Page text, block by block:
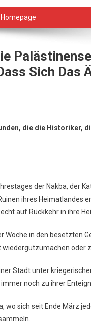
Sich Das
die die Historiker,
der Nakba, der
ihres Heimatlandes
auf Rückkehr in ihre
Woche in den besetzten
oder
Stadt unter
noch zu ihrer
wo sich seit Ende März